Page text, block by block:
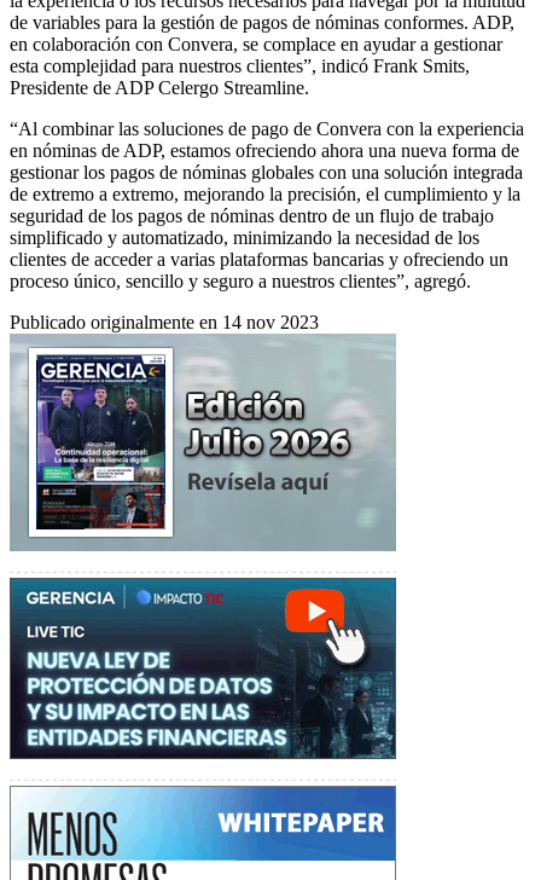
de variables para la gestión de pagos de nóminas conformes. ADP,
en colaboración con Convera, se complace en ayudar a gestionar
esta complejidad para nuestros clientes”, indicó Frank Smits,
Presidente de ADP Celergo Streamline.
“Al combinar las soluciones de pago de Convera con la experiencia
en nóminas de ADP, estamos ofreciendo ahora una nueva forma de
gestionar los pagos de nóminas globales con una solución integrada
de extremo a extremo, mejorando la precisión, el cumplimiento y la
seguridad de los pagos de nóminas dentro de un flujo de trabajo
simplificado y automatizado, minimizando la necesidad de los
clientes de acceder a varias plataformas bancarias y ofreciendo un
proceso único, sencillo y seguro a nuestros clientes”, agregó.
Publicado originalmente en 14 nov 2023